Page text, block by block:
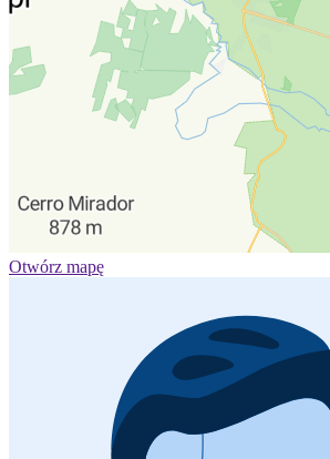
Otwórz mapę